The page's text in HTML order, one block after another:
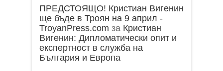
ПРЕДСТОЯЩО! Кристиан Вигенин
ще бъде в Троян на 9 април -
TroyanPress.com за Кристиан
Вигенин: Дипломатически опит и
експертност в служба на
България и Европа